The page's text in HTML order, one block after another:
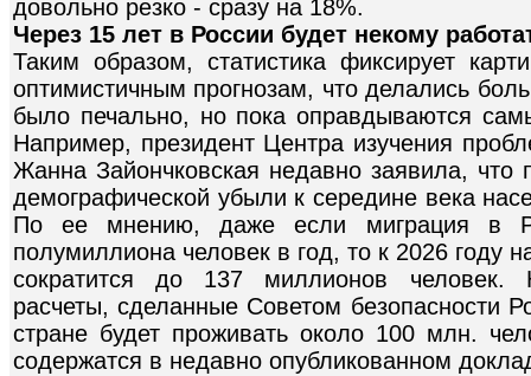
довольно резко - сразу на 18%.
Через 15 лет в России будет некому
Таким образом, статистика фиксирует
оптимистичным прогнозам, что делались
было печально, но пока оправдываются
Например, президент Центра изучения
Жанна Зайончковская недавно заявила,
демографической убыли к середине века
По ее мнению, даже если миграция в
полумиллиона человек в год, то к 2026 году
сократится до 137 миллионов человек.
расчеты, сделанные Советом безопасности
стране будет проживать около 100 млн.
содержатся в недавно опубликованном